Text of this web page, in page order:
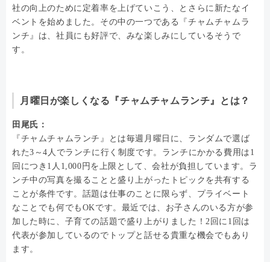
社の向上のために定着率を上げていこう、とさらに新たなイ
ベントを始めました。その中の一つである『チャムチャムラ
ンチ』は、社員にも好評で、みな楽しみにしているそうで
す。
月曜日が楽しくなる『チャムチャムランチ』とは？
田尾氏：
『チャムチャムランチ』とは毎週月曜日に、ランダムで選ば
れた3～4人でランチに行く制度です。ランチにかかる費用は1
回につき1人1,000円を上限として、会社が負担しています。ラ
ンチ中の写真を撮ることと盛り上がったトピックを共有する
ことが条件です。話題は仕事のことに限らず、プライベート
なことでも何でもOKです。最近では、お子さんのいる方が参
加した時に、子育ての話題で盛り上がりました！2回に1回は
代表が参加しているのでトップと話せる貴重な機会でもあり
ます。